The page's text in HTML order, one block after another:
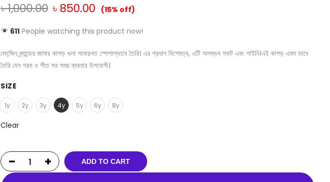
৳1,000.00 ৳ 850.00 (15% off)
611People watching this product now!
মেহ্‌জিন ব্র্যান্ডের জামার কাপড় গুলা সাধারনত স্পেশাল্ভাবে তৈরি। এর প্রধান বিশেষত্ব, এটি অসম্ভব সফট এবং শাইনি।এই কাপড় এমন ভাবে
তৈরি যেন গরম ও শীত সব সময় ব্যবহার উপযোগী।
SIZE
1y 2y 3y 4y 5y 6y 8y
Clear
ADD TO CART